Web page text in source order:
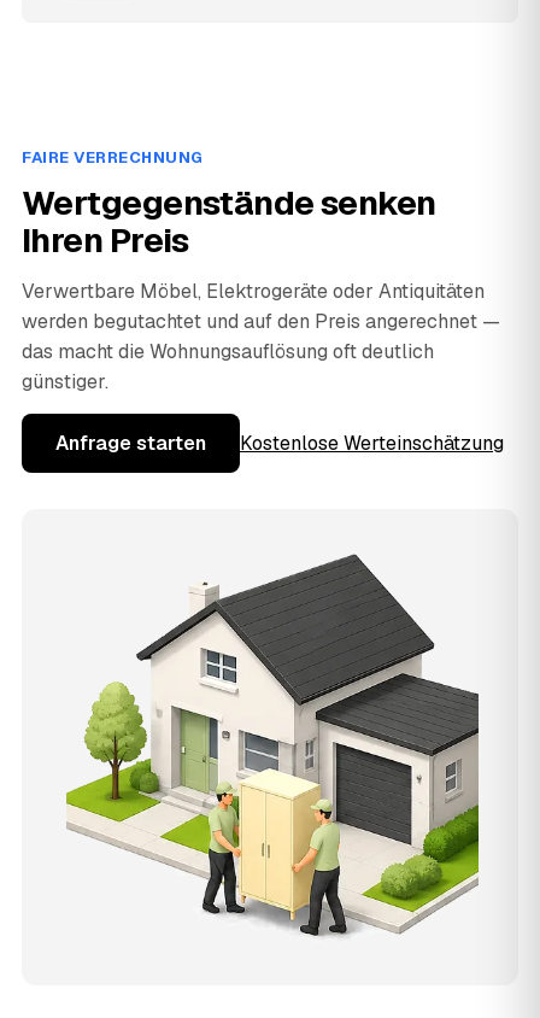
FAIRE VERRECHNUNG
Wertgegenstände senken
Ihren Preis
Verwertbare Möbel, Elektrogeräte oder Antiquitäten
werden begutachtet und auf den Preis angerechnet —
das macht die Wohnungsauflösung oft deutlich
günstiger.
Anfrage starten Kostenlose Werteinschätzung